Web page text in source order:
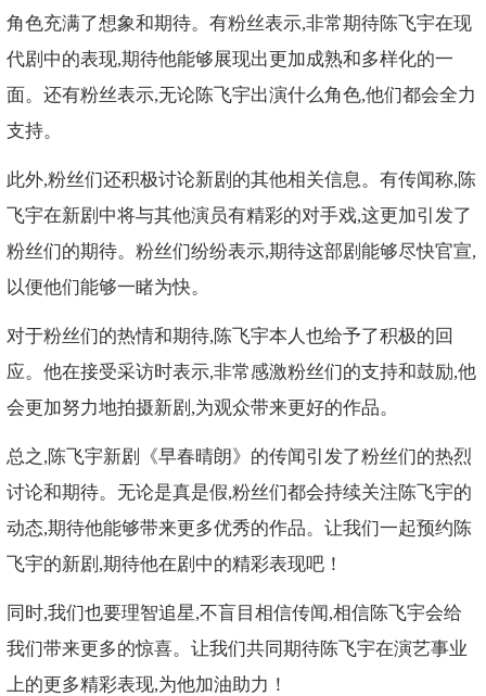
角色充满了想象和期待。有粉丝表示,非常期待陈飞宇在现
代剧中的表现,期待他能够展现出更加成熟和多样化的一
面。还有粉丝表示,无论陈飞宇出演什么角色,他们都会全力
支持。
此外,粉丝们还积极讨论新剧的其他相关信息。有传闻称,陈
飞宇在新剧中将与其他演员有精彩的对手戏,这更加引发了
粉丝们的期待。粉丝们纷纷表示,期待这部剧能够尽快官宣,
以便他们能够一睹为快。
对于粉丝们的热情和期待,陈飞宇本人也给予了积极的回
应。他在接受采访时表示,非常感激粉丝们的支持和鼓励,他
会更加努力地拍摄新剧,为观众带来更好的作品。
总之,陈飞宇新剧《早春晴朗》的传闻引发了粉丝们的热烈
讨论和期待。无论是真是假,粉丝们都会持续关注陈飞宇的
动态,期待他能够带来更多优秀的作品。让我们一起预约陈
飞宇的新剧,期待他在剧中的精彩表现吧！
同时,我们也要理智追星,不盲目相信传闻,相信陈飞宇会给
我们带来更多的惊喜。让我们共同期待陈飞宇在演艺事业
上的更多精彩表现,为他加油助力！